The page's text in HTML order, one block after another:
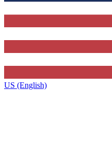
US (English)